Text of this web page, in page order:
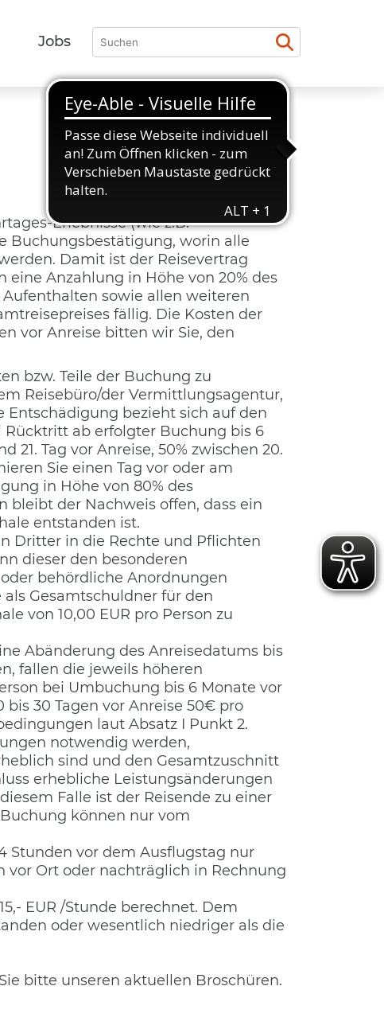
Jobs
Erlebnisse (wie z.B.
Buchungsbestätigung, worin alle
Damit ist der Reisevertrag
eine Anzahlung in Höhe von 20% des
sowie allen weiteren
fällig. Die Kosten der
vor Anreise bitten wir Sie, den
bzw. Teile der Buchung zu
Reisebüro/der Vermittlungsagentur,
Entschädigung bezieht sich auf den
Rücktritt ab erfolgter Buchung bis 6
21. Tag vor Anreise, 50% zwischen 20.
Sie einen Tag vor oder am
in Höhe von 80% des
bleibt der Nachweis offen, dass ein
entstanden ist.
Dritter in die Rechte und Pflichten
dieser den besonderen
behördliche Anordnungen
Gesamtschuldner für den
von 10,00 EUR pro Person zu
Abänderung des Anreisedatums bis
fallen die jeweils höheren
bei Umbuchung bis 6 Monate vor
30 Tagen vor Anreise 50€ pro
laut Absatz I Punkt 2.
notwendig werden,
sind und den Gesamtzuschnitt
erhebliche Leistungsänderungen
Falle ist der Reisende zu einer
können nur vom
Stunden vor dem Ausflugstag nur
vor Ort oder nachträglich in Rechnung
EUR /Stunde berechnet. Dem
oder wesentlich niedriger als die
bitte unseren aktuellen Broschüren.